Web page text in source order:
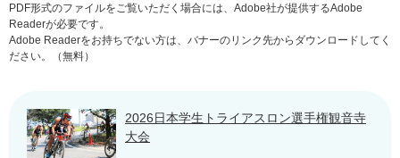
PDF形式のファイルをご覧いただく場合には、Adobe社が提供するAdobe
Readerが必要です。
Adobe Readerをお持ちでない方は、バナーのリンク先からダウンロードしてく
ださい。（無料）
2026日本学生トライアスロン選手権観音寺
大会